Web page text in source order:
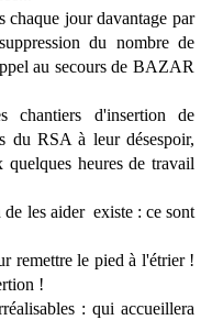
chaque jour davantage par
du nombre de
au secours de BAZAR
chantiers d'insertion de
du RSA à leur désespoir,
heures de travail
les aider existe : ce sont
remettre le pied à l'étrier !
!
: qui accueillera